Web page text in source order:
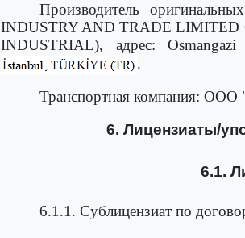
Производитель
INDUSTRY AND TRADE LIMITED
INDUSTRIAL), адрес:
.
Транспортная компания:
6. Лицензиаты/
6.1.
6.1.1. Сублицензиат по